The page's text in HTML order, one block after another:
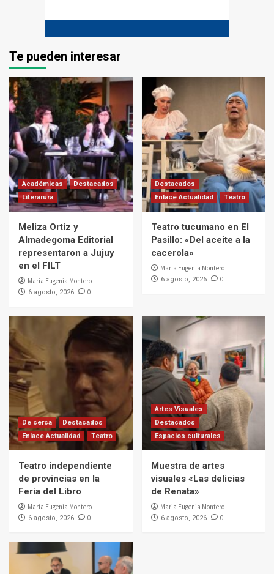
Te pueden interesar
Académicas
Destacados
Literarura
Meliza Ortiz y
Almadegoma Editorial
representaron a Jujuy
en el FILT
Maria Eugenia Montero
6 agosto, 2026 0
Destacados
Enlace Actualidad
Teatro
Teatro tucumano en El
Pasillo: «Del aceite a la
cacerola»
Maria Eugenia Montero
6 agosto, 2026 0
De cerca
Destacados
Enlace Actualidad
Teatro
Teatro independiente
de provincias en la
Feria del Libro
Maria Eugenia Montero
6 agosto, 2026 0
Artes Visuales
Destacados
Espacios culturales
Muestra de artes
visuales «Las delicias
de Renata»
Maria Eugenia Montero
6 agosto, 2026 0